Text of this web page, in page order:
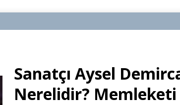
Sanatçı Aysel
Nerelidir?